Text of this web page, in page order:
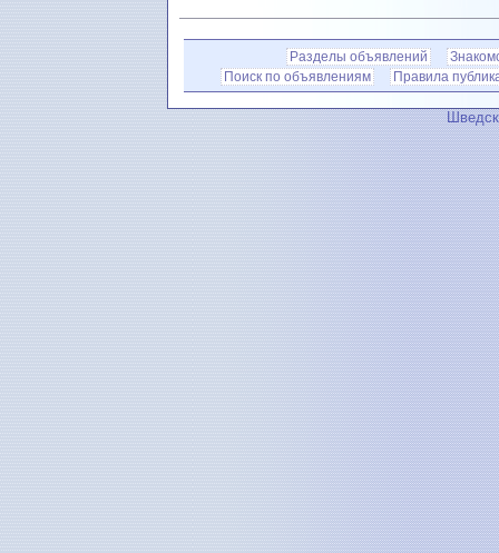
Разделы объявлений
Поиск по объявлениям
Правила